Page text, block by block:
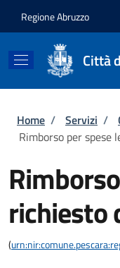
Regione Abruzzo
Città
Briciole di
Home / Servizi /
Rimborso per spese
richiesto
(